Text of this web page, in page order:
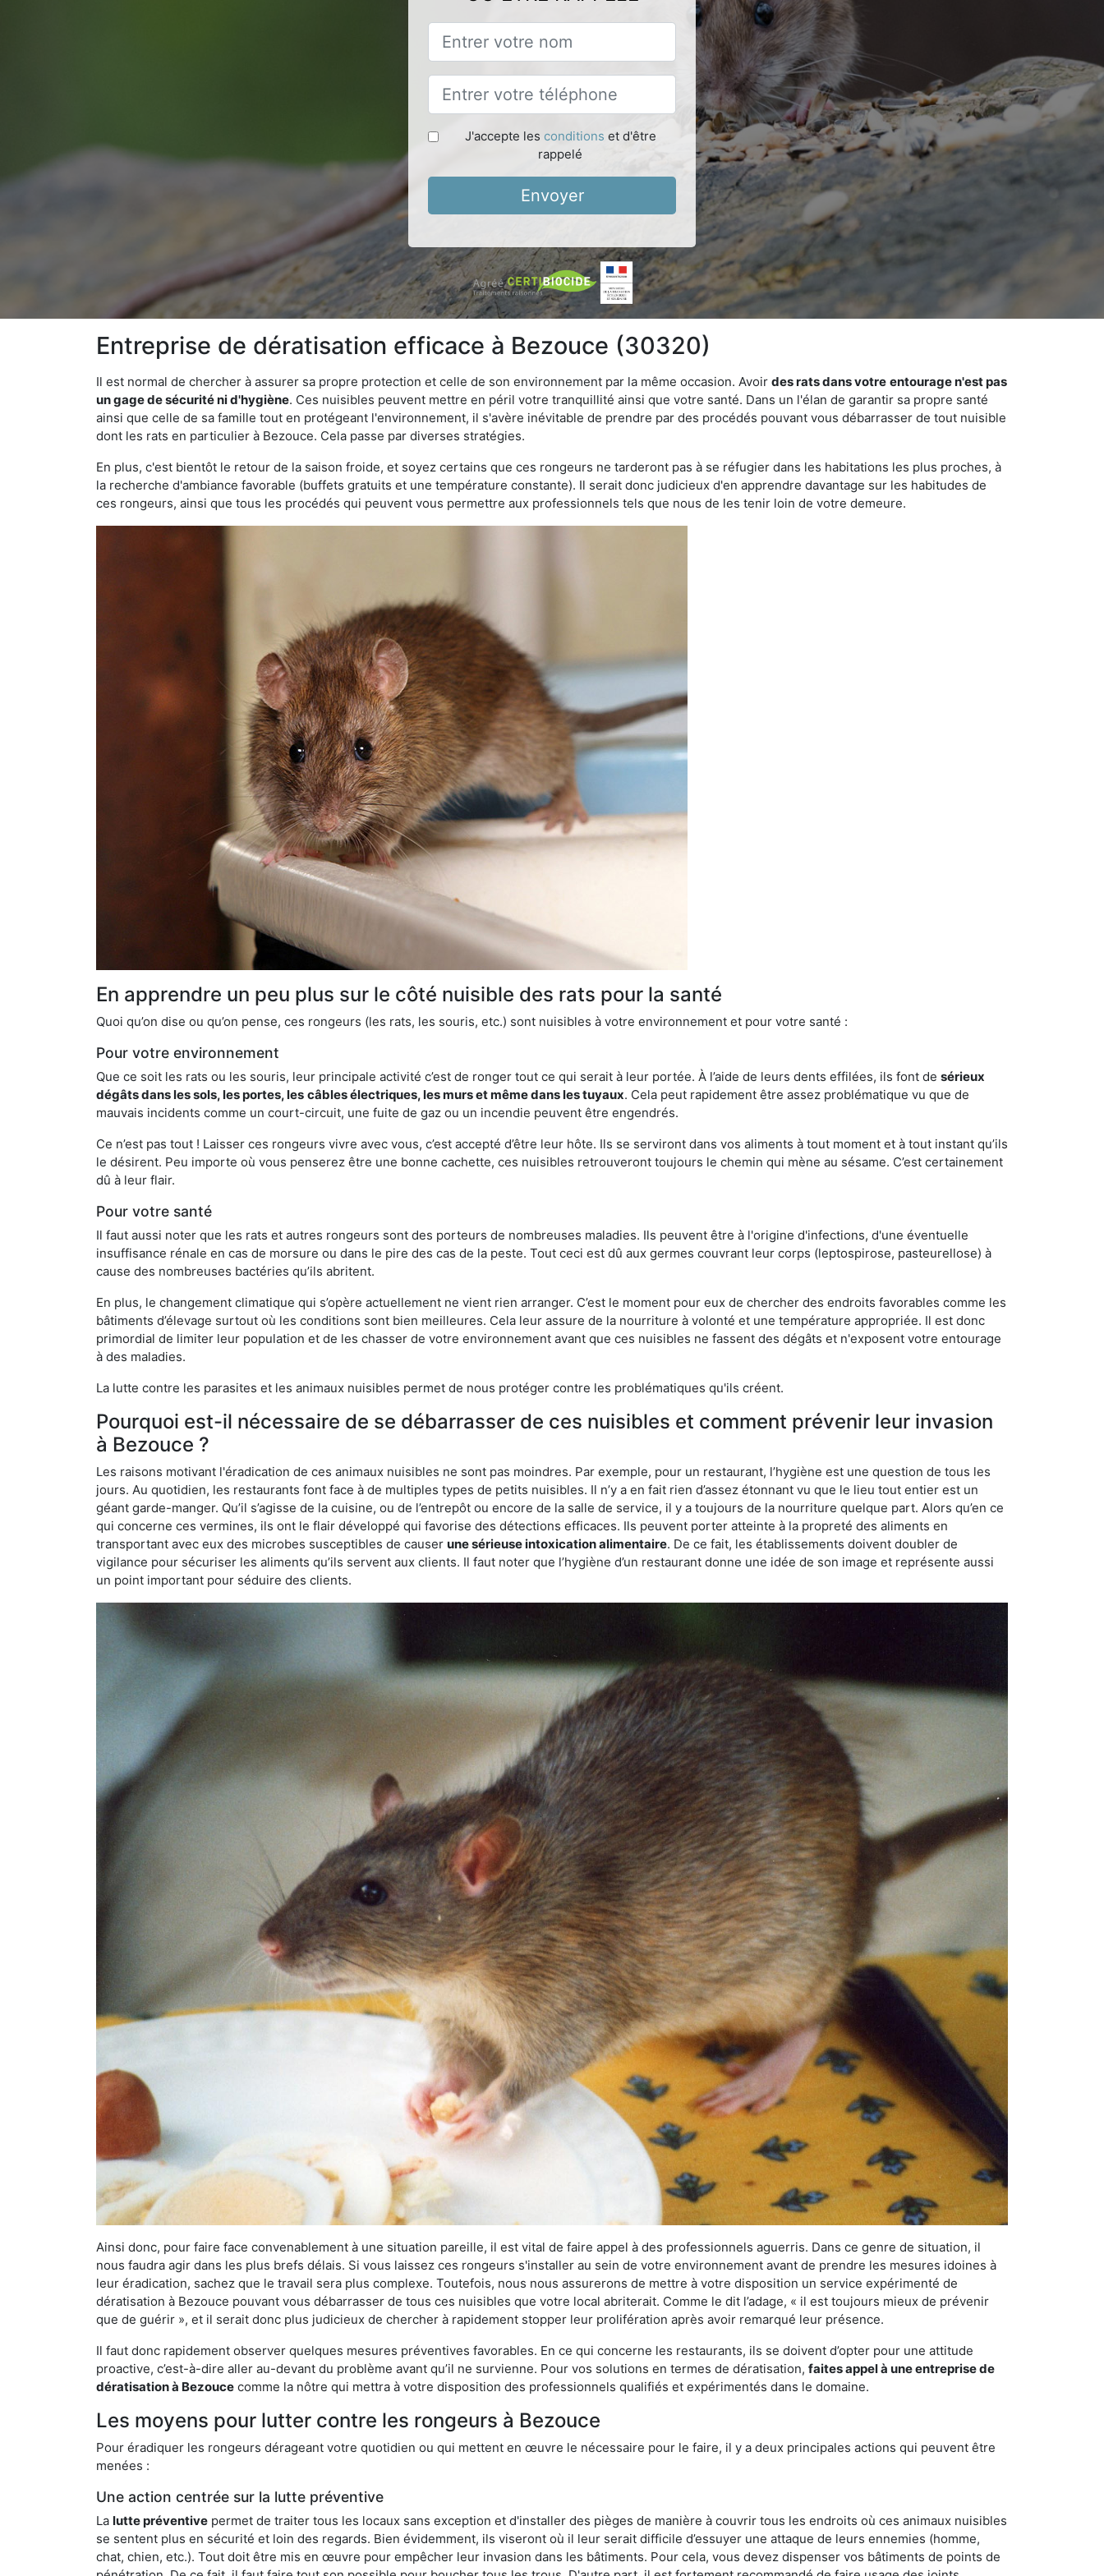
J'accepte les conditions et d'être
rappelé
Envoyer
Entreprise de dératisation efficace à Bezouce (30320)
Il est normal de chercher à assurer sa propre protection et celle de son environnement par la même occasion. Avoir des rats dans votre entourage n'est pas
un gage de sécurité ni d'hygiène. Ces nuisibles peuvent mettre en péril votre tranquillité ainsi que votre santé. Dans un l'élan de garantir sa propre santé
ainsi que celle de sa famille tout en protégeant l'environnement, il s'avère inévitable de prendre par des procédés pouvant vous débarrasser de tout nuisible
dont les rats en particulier à Bezouce. Cela passe par diverses stratégies.
En plus, c'est bientôt le retour de la saison froide, et soyez certains que ces rongeurs ne tarderont pas à se réfugier dans les habitations les plus proches, à
la recherche d'ambiance favorable (buffets gratuits et une température constante). Il serait donc judicieux d'en apprendre davantage sur les habitudes de
ces rongeurs, ainsi que tous les procédés qui peuvent vous permettre aux professionnels tels que nous de les tenir loin de votre demeure.
En apprendre un peu plus sur le côté nuisible des rats pour la santé
Quoi qu’on dise ou qu’on pense, ces rongeurs (les rats, les souris, etc.) sont nuisibles à votre environnement et pour votre santé :
Pour votre environnement
Que ce soit les rats ou les souris, leur principale activité c’est de ronger tout ce qui serait à leur portée. À l’aide de leurs dents effilées, ils font de sérieux
dégâts dans les sols, les portes, les câbles électriques, les murs et même dans les tuyaux. Cela peut rapidement être assez problématique vu que de
mauvais incidents comme un court-circuit, une fuite de gaz ou un incendie peuvent être engendrés.
Ce n’est pas tout ! Laisser ces rongeurs vivre avec vous, c’est accepté d’être leur hôte. Ils se serviront dans vos aliments à tout moment et à tout instant qu’ils
le désirent. Peu importe où vous penserez être une bonne cachette, ces nuisibles retrouveront toujours le chemin qui mène au sésame. C’est certainement
dû à leur flair.
Pour votre santé
Il faut aussi noter que les rats et autres rongeurs sont des porteurs de nombreuses maladies. Ils peuvent être à l'origine d'infections, d'une éventuelle
insuffisance rénale en cas de morsure ou dans le pire des cas de la peste. Tout ceci est dû aux germes couvrant leur corps (leptospirose, pasteurellose) à
cause des nombreuses bactéries qu’ils abritent.
En plus, le changement climatique qui s’opère actuellement ne vient rien arranger. C’est le moment pour eux de chercher des endroits favorables comme les
bâtiments d’élevage surtout où les conditions sont bien meilleures. Cela leur assure de la nourriture à volonté et une température appropriée. Il est donc
primordial de limiter leur population et de les chasser de votre environnement avant que ces nuisibles ne fassent des dégâts et n'exposent votre entourage
à des maladies.
La lutte contre les parasites et les animaux nuisibles permet de nous protéger contre les problématiques qu'ils créent.
Pourquoi est-il nécessaire de se débarrasser de ces nuisibles et comment prévenir leur invasion
à Bezouce ?
Les raisons motivant l'éradication de ces animaux nuisibles ne sont pas moindres. Par exemple, pour un restaurant, l’hygiène est une question de tous les
jours. Au quotidien, les restaurants font face à de multiples types de petits nuisibles. Il n’y a en fait rien d’assez étonnant vu que le lieu tout entier est un
géant garde-manger. Qu’il s’agisse de la cuisine, ou de l’entrepôt ou encore de la salle de service, il y a toujours de la nourriture quelque part. Alors qu’en ce
qui concerne ces vermines, ils ont le flair développé qui favorise des détections efficaces. Ils peuvent porter atteinte à la propreté des aliments en
transportant avec eux des microbes susceptibles de causer une sérieuse intoxication alimentaire. De ce fait, les établissements doivent doubler de
vigilance pour sécuriser les aliments qu’ils servent aux clients. Il faut noter que l’hygiène d’un restaurant donne une idée de son image et représente aussi
un point important pour séduire des clients.
Ainsi donc, pour faire face convenablement à une situation pareille, il est vital de faire appel à des professionnels aguerris. Dans ce genre de situation, il
nous faudra agir dans les plus brefs délais. Si vous laissez ces rongeurs s'installer au sein de votre environnement avant de prendre les mesures idoines à
leur éradication, sachez que le travail sera plus complexe. Toutefois, nous nous assurerons de mettre à votre disposition un service expérimenté de
dératisation à Bezouce pouvant vous débarrasser de tous ces nuisibles que votre local abriterait. Comme le dit l’adage, « il est toujours mieux de prévenir
que de guérir », et il serait donc plus judicieux de chercher à rapidement stopper leur prolifération après avoir remarqué leur présence.
Il faut donc rapidement observer quelques mesures préventives favorables. En ce qui concerne les restaurants, ils se doivent d’opter pour une attitude
proactive, c’est-à-dire aller au-devant du problème avant qu’il ne survienne. Pour vos solutions en termes de dératisation, faites appel à une entreprise de
dératisation à Bezouce comme la nôtre qui mettra à votre disposition des professionnels qualifiés et expérimentés dans le domaine.
Les moyens pour lutter contre les rongeurs à Bezouce
Pour éradiquer les rongeurs dérageant votre quotidien ou qui mettent en œuvre le nécessaire pour le faire, il y a deux principales actions qui peuvent être
menées :
Une action centrée sur la lutte préventive
La lutte préventive permet de traiter tous les locaux sans exception et d'installer des pièges de manière à couvrir tous les endroits où ces animaux nuisibles
se sentent plus en sécurité et loin des regards. Bien évidemment, ils viseront où il leur serait difficile d’essuyer une attaque de leurs ennemies (homme,
chat, chien, etc.). Tout doit être mis en œuvre pour empêcher leur invasion dans les bâtiments. Pour cela, vous devez dispenser vos bâtiments de points de